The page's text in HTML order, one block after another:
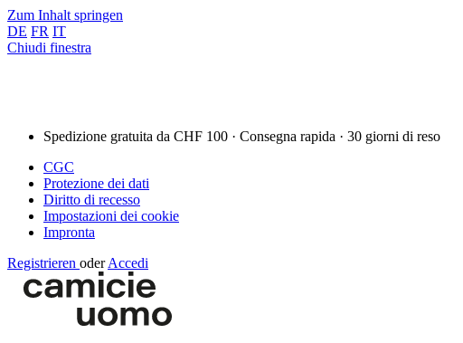
Zum Inhalt springen
DE FR IT
Chiudi finestra
Spedizione gratuita da CHF 100 · Consegna rapida · 30 giorni di reso
CGC
Protezione dei dati
Diritto di recesso
Impostazioni dei cookie
Impronta
Registrieren oder Accedi